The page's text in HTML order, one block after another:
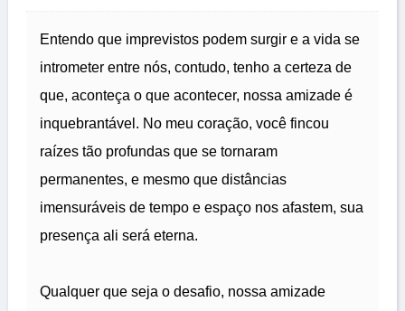
Entendo que imprevistos podem surgir e a vida se
intrometer entre nós, contudo, tenho a certeza de
que, aconteça o que acontecer, nossa amizade é
inquebrantável. No meu coração, você fincou
raízes tão profundas que se tornaram
permanentes, e mesmo que distâncias
imensuráveis de tempo e espaço nos afastem, sua
presença ali será eterna.
Qualquer que seja o desafio, nossa amizade